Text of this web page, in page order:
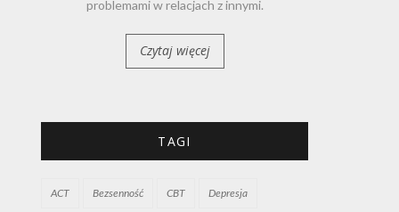
problemami w relacjach z innymi.
Czytaj więcej
TAGI
ACT Bezsenność CBT Depresja